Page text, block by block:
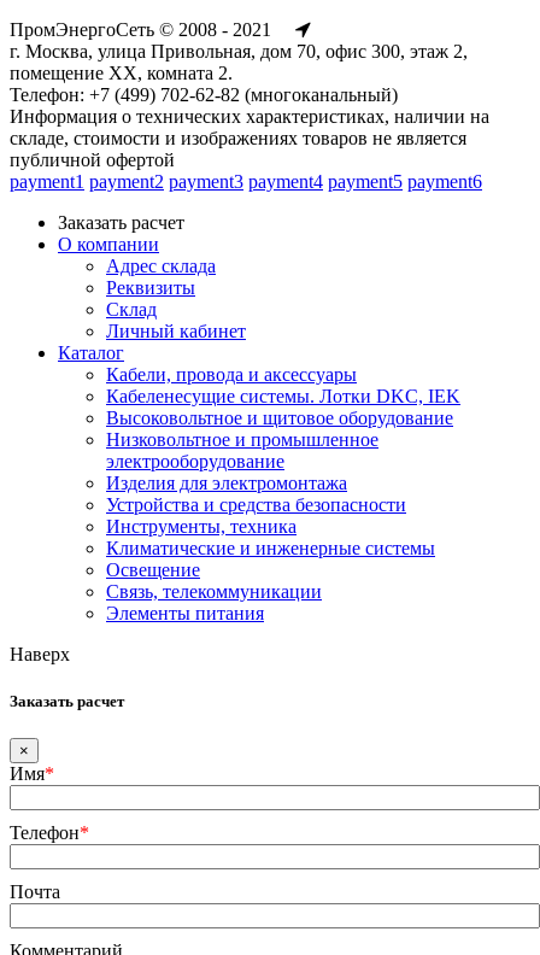
ПромЭнергоСеть © 2008 - 2021
г. Москва, улица Привольная, дом 70, офис 300, этаж 2,
помещение ХХ, комната 2.
Телефон: +7 (499) 702-62-82 (многоканальный)
Информация о технических характеристиках, наличии на
складе, стоимости и изображениях товаров не является
публичной офертой
payment1 payment2 payment3 payment4 payment5 payment6
Заказать расчет
О компании
Адрес склада
Реквизиты
Склад
Личный кабинет
Каталог
Кабели, провода и аксессуары
Кабеленесущие системы. Лотки DKC, IEK
Высоковольтное и щитовое оборудование
Низковольтное и промышленное
электрооборудование
Изделия для электромонтажа
Устройства и средства безопасности
Инструменты, техника
Климатические и инженерные системы
Освещение
Связь, телекоммуникации
Элементы питания
Наверх
Заказать расчет
×
Имя*
Телефон*
Почта